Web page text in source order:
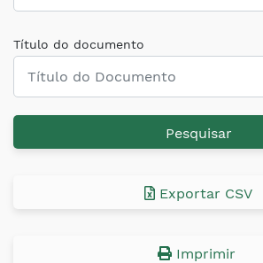
Título do documento
Pesquisar
Exportar CSV
Imprimir